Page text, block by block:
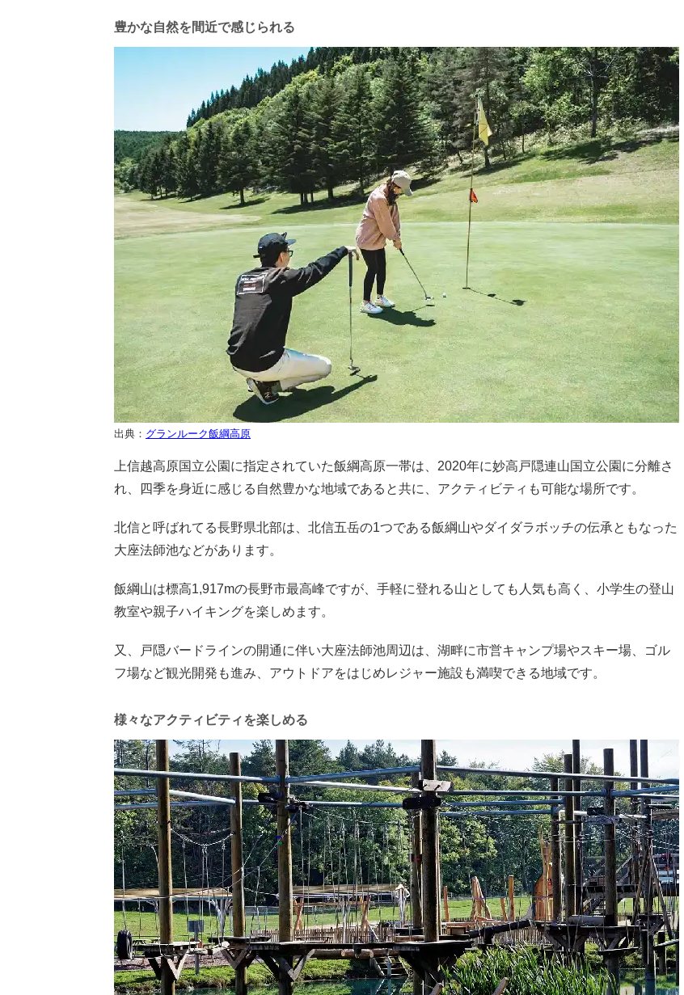
豊かな自然を間近で感じられる
出典： グランルーク飯綱高原
上信越高原国立公園に指定されていた飯綱高原一帯は、2020年に妙高戸隠連山国立公園に分離さ
れ、四季を身近に感じる自然豊かな地域であると共に、アクティビティも可能な場所です。
北信と呼ばれてる長野県北部は、北信五岳の1つである飯綱山やダイダラボッチの伝承ともなった
大座法師池などがあります。
飯綱山は標高1,917mの長野市最高峰ですが、手軽に登れる山としても人気も高く、小学生の登山
教室や親子ハイキングを楽しめます。
又、戸隠バードラインの開通に伴い大座法師池周辺は、湖畔に市営キャンプ場やスキー場、ゴル
フ場など観光開発も進み、アウトドアをはじめレジャー施設も満喫できる地域です。
様々なアクティビティを楽しめる